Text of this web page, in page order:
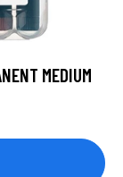
MEDIUM